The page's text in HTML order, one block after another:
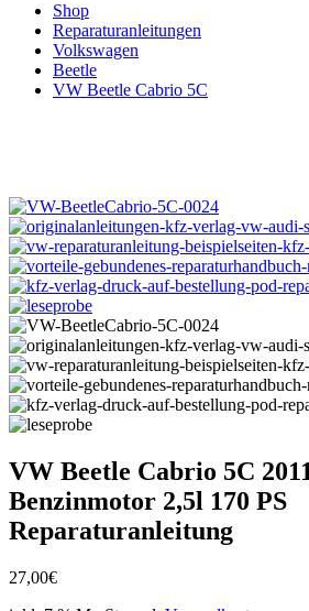
Shop
Reparaturanleitungen
Volkswagen
Beetle
VW Beetle Cabrio 5C
VW Beetle Cabrio 5C
Benzinmotor 2,5l 170 PS
Reparaturanleitung
27,00€